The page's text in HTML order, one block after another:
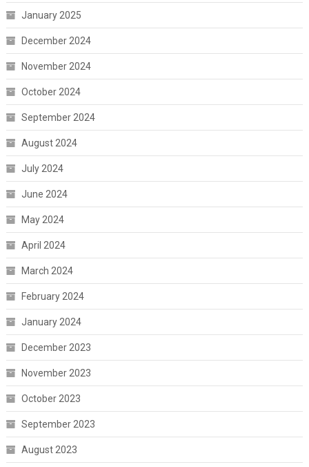
January 2025
December 2024
November 2024
October 2024
September 2024
August 2024
July 2024
June 2024
May 2024
April 2024
March 2024
February 2024
January 2024
December 2023
November 2023
October 2023
September 2023
August 2023